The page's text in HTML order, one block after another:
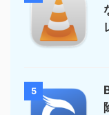
5